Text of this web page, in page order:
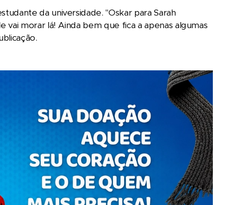
da universidade. "Oskar para Sarah
morar lá! Ainda bem que fica a apenas algumas